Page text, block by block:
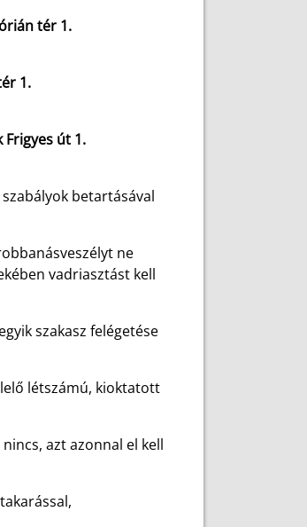
tér 1.
1.
út 1.
betartásával
ne
vadriasztást kell
szakasz felégetése
létszámú, kioktatott
azt azonnal el kell